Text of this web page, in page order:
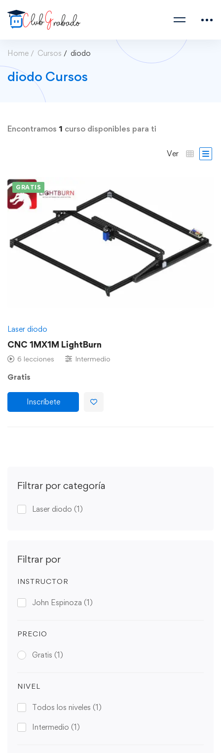
Home Cursos diodo
diodo Cursos
Filtrar por categoría
Laser diodo (1)
Filtrar por
INSTRUCTOR
John Espinoza (1)
PRECIO
Gratis (1)
NIVEL
Todos los niveles (1)
Intermedio (1)
Encontramos 1 curso disponibles para ti
Ver
GRATIS
Laser diodo
CNC 1MX1M LightBurn
6 lecciones Intermedio
Gratis
Inscríbete